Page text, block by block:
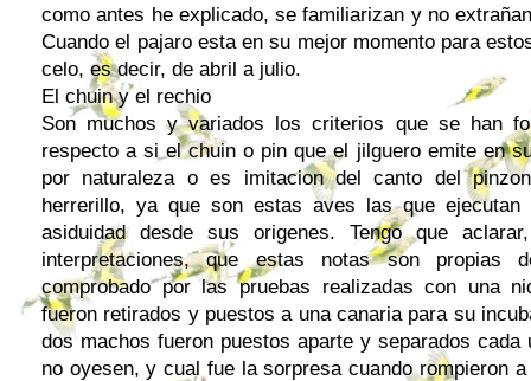
como antes he explicado, se familiarizan y no
Cuando el pajaro esta en su mejor momento para
celo, es decir, de abril a julio.
El chuin y el rechio
Son muchos y variados los criterios que se han
respecto a si el chuin o pin que el jilguero emite en
por naturaleza o es imitacion del canto del
herrerillo, ya que son estas aves las que
asiduidad desde sus origenes. Tengo que
interpretaciones, que estas notas son propias
comprobado por las pruebas realizadas con una
fueron retirados y puestos a una canaria para su
dos machos fueron puestos aparte y separados
no oyesen, y cual fue la sorpresa cuando rompieron